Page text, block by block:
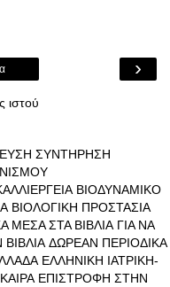
›
ιστού
ΣΥΝΤΗΡΗΣΗ
ΒΙΟΔΥΝΑΜΙΚΟ
ΒΙΟΛΟΓΙΚΗ ΠΡΟΣΤΑΣΙΑ
ΜΕΣΑ ΣΤΑ ΒΙΒΛΙΑ ΓΙΑ ΝΑ
ΔΩΡΕΑΝ ΠΕΡΙΟΔΙΚΑ
ΕΛΛΗΝΙΚΗ ΙΑΤΡΙΚΗ-
ΕΠΙΣΤΡΟΦΗ ΣΤΗΝ